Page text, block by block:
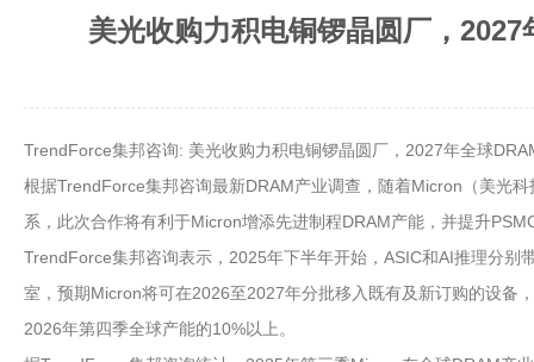
美光收购力积电铜锣晶圆厂，
TrendForce集邦咨询: 美光收购力积电铜锣晶圆厂，2027年全球
根据TrendForce集邦咨询最新DRAM产业调查，随着Micron（美光
系，此次合作将有利于Micron增添先进制程DRAM产能，并提升
TrendForce集邦咨询表示，2025年下半年开始，ASIC和AI推理分
室，预期Micron将可在2026至2027年分批移入既有及新订购的设备
2026年第四季全球产能的10%以上。